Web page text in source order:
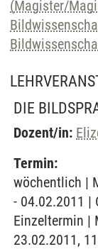
(Magister/
DIE
Dozent/in:
Termin:
wöchentlich |
- 04.02.2011 |
Einzeltermin |
23.02.2011,